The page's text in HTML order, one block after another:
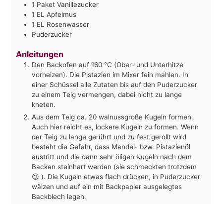
1 Paket Vanillezucker
1 EL Apfelmus
1 EL Rosenwasser
Puderzucker
Anleitungen
Den Backofen auf 160 °C (Ober- und Unterhitze
vorheizen). Die Pistazien im Mixer fein mahlen. In
einer Schüssel alle Zutaten bis auf den Puderzucker
zu einem Teig vermengen, dabei nicht zu lange
kneten.
Aus dem Teig ca. 20 walnussgroße Kugeln formen.
Auch hier reicht es, lockere Kugeln zu formen. Wenn
der Teig zu lange gerührt und zu fest gerollt wird
besteht die Gefahr, dass Mandel- bzw. Pistazienöl
austritt und die dann sehr öligen Kugeln nach dem
Backen steinhart werden (sie schmeckten trotzdem
😉 ). Die Kugeln etwas flach drücken, in Puderzucker
wälzen und auf ein mit Backpapier ausgelegtes
Backblech legen.